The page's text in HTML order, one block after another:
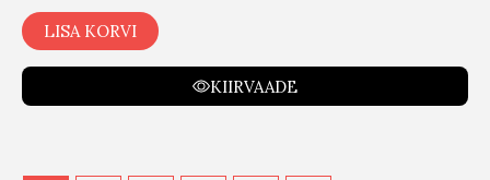
LISA KORVI
KIIRVAADE